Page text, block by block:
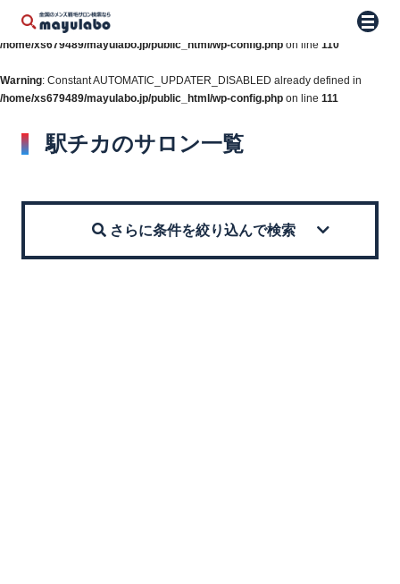
Warning: Constant WP_AUTO_UPDATE_CORE already defined in
/home/xs679489/mayulabo.jp/public_html/wp-config.php on line 110
Warning: Constant AUTOMATIC_UPDATER_DISABLED already defined in
/home/xs679489/mayulabo.jp/public_html/wp-config.php on line 111
メニ
駅チカのサロン一覧
さらに条件を絞り込んで検索